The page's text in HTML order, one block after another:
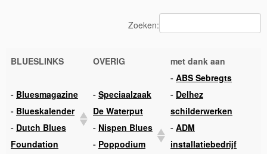
Zoeken:
BLUESLINKS
- Bluesmagazine
- Blueskalender
- Dutch Blues
Foundation
OVERIG
- Speciaalzaak
De Waterput
- Nispen Blues
- Poppodium
met dank aan
- ABS Sebregts
- Delhez
schilderwerken
- ADM
installatiebedrijf